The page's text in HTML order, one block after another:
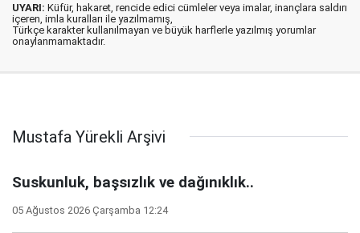
UYARI: Küfür, hakaret, rencide edici cümleler veya imalar, inançlara saldırı
içeren, imla kuralları ile yazılmamış,
Türkçe karakter kullanılmayan ve büyük harflerle yazılmış yorumlar
onaylanmamaktadır.
Mustafa Yürekli Arşivi
Suskunluk, başsızlık ve dağınıklık..
05 Ağustos 2026 Çarşamba 12:24